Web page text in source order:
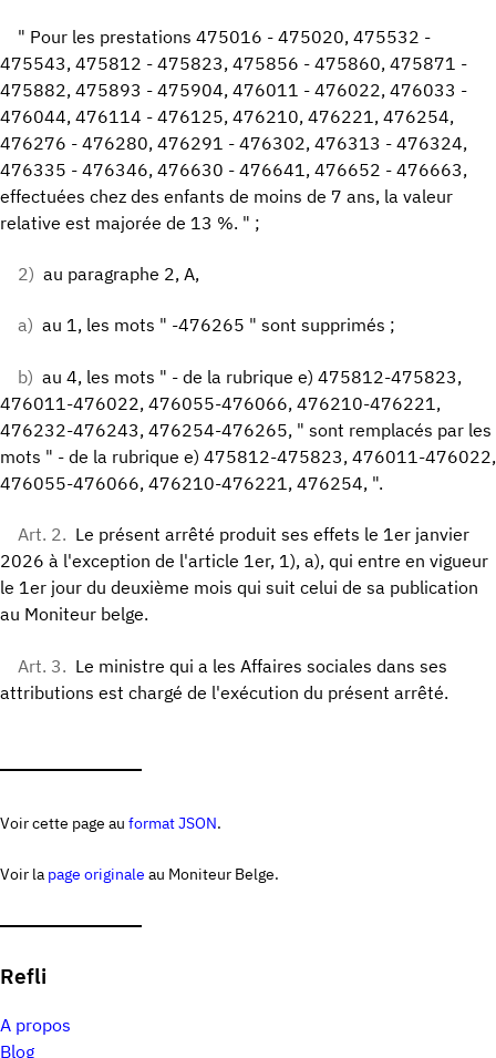
" Pour les prestations 475016 - 475020, 475532 -
475543, 475812 - 475823, 475856 - 475860, 475871 -
475882, 475893 - 475904, 476011 - 476022, 476033 -
476044, 476114 - 476125, 476210, 476221, 476254,
476276 - 476280, 476291 - 476302, 476313 - 476324,
476335 - 476346, 476630 - 476641, 476652 - 476663,
effectuées chez des enfants de moins de 7 ans, la valeur
relative est majorée de 13 %. " ;
2) au paragraphe 2, A,
a) au 1, les mots " -476265 " sont supprimés ;
b) au 4, les mots " - de la rubrique e) 475812-475823,
476011-476022, 476055-476066, 476210-476221,
476232-476243, 476254-476265, " sont remplacés par les
mots " - de la rubrique e) 475812-475823, 476011-476022,
476055-476066, 476210-476221, 476254, ".
Art. 2. Le présent arrêté produit ses effets le 1er janvier
2026 à l'exception de l'article 1er, 1), a), qui entre en vigueur
le 1er jour du deuxième mois qui suit celui de sa publication
au Moniteur belge.
Art. 3. Le ministre qui a les Affaires sociales dans ses
attributions est chargé de l'exécution du présent arrêté.
Voir cette page au format JSON.
Voir la page originale au Moniteur Belge.
Refli
A propos
Blog